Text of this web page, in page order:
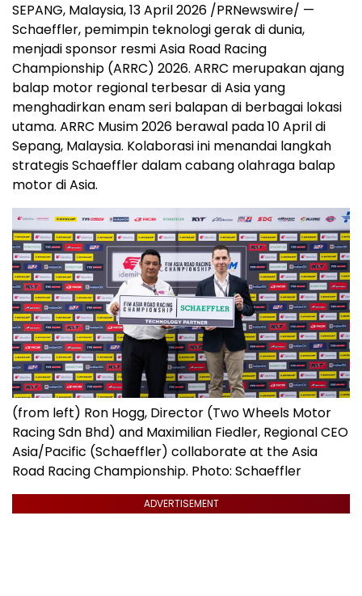
SEPANG, Malaysia, 13 April 2026 /PRNewswire/ —
Schaeffler, pemimpin teknologi gerak di dunia,
menjadi sponsor resmi Asia Road Racing
Championship (ARRC) 2026. ARRC merupakan ajang
balap motor regional terbesar di Asia yang
menghadirkan enam seri balapan di berbagai lokasi
utama. ARRC Musim 2026 berawal pada 10 April di
Sepang, Malaysia. Kolaborasi ini menandai langkah
strategis Schaeffler dalam cabang olahraga balap
motor di Asia.
(from left) Ron Hogg, Director (Two Wheels Motor
Racing Sdn Bhd) and Maximilian Fiedler, Regional CEO
Asia/Pacific (Schaeffler) collaborate at the Asia
Road Racing Championship. Photo: Schaeffler
ADVERTISEMENT